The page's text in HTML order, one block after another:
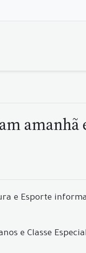
amanhã
e Esporte
anos e Classe